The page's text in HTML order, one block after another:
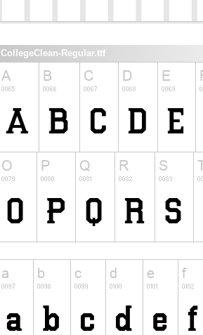
CollegeClean-Regular.ttf